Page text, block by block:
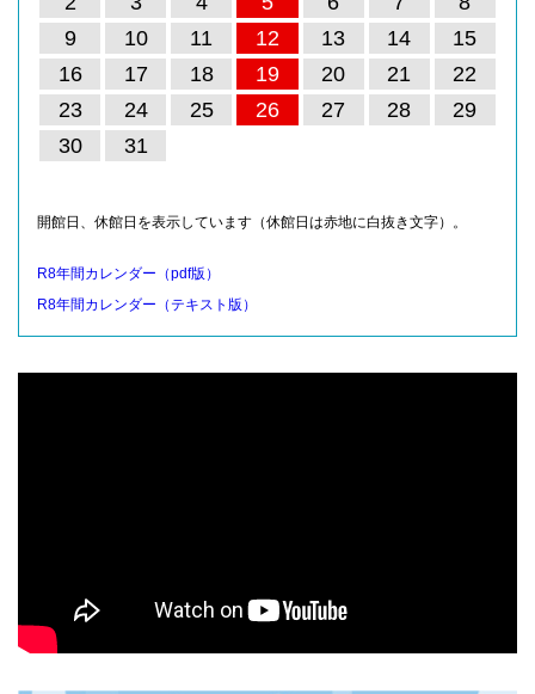
9
10 11 12 13 14
15
16
17 18 19 20 21
22
23
24 25 26 27 28
29
30
31
開館日、休館日を表示しています（休館日は赤地に白抜き文字）。
R8年間カレンダー（pdf版）
R8年間カレンダー（テキスト版）